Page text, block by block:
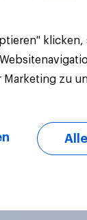
Marketing zu